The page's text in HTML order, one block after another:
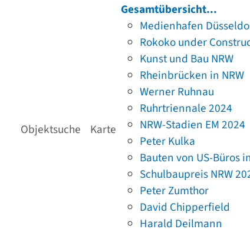
Objektsuche Karte
Gesamtübersicht...
Medienhafen
Rokoko under
Kunst und Bau NRW
Rheinbrücken in NRW
Werner Ruhnau
Ruhrtriennale 2024
NRW-Stadien EM 2024
Peter Kulka
Bauten von US-Büros
Schulbaupreis NRW
Peter Zumthor
David Chipperfield
Harald Deilmann